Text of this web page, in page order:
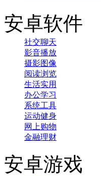
安卓软件
社交聊天
影音播放
摄影图像
阅读浏览
生活实用
办公学习
系统工具
运动健身
网上购物
金融理财
安卓游戏